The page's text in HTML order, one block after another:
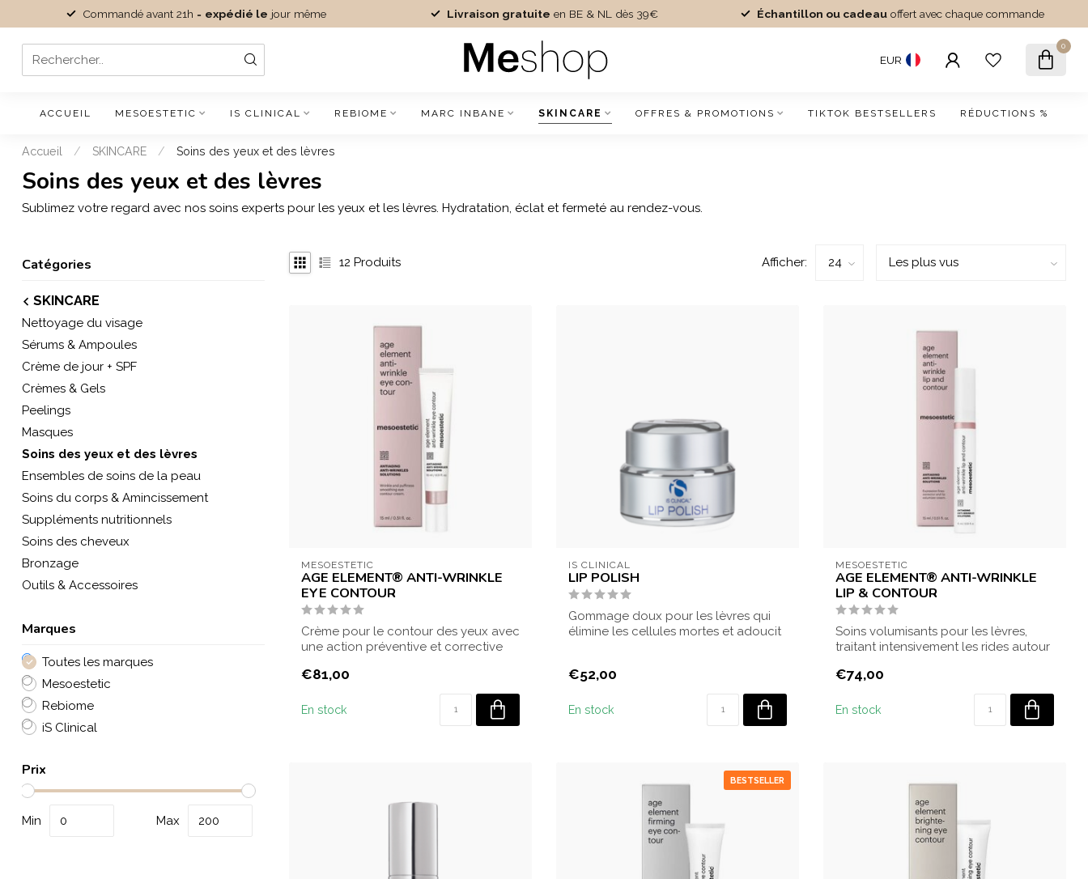
Commandé avant 21h = expédié le jour même Livraison gratuite en BE & NL dès 39€ Échantillon ou cadeauoffert avec chaque commande
EUR
0
ACCUEIL MESOESTETIC IS CLINICAL REBIOME MARC INBANE SKINCARE OFFRES & PROMOTIONS TIKTOK BESTSELLERS RÉDUCTIONS %
Accueil / SKINCARE / Soins des yeux et des lèvres
Soins des yeux et des lèvres
Sublimez votre regard avec nos soins experts pour les yeux et les lèvres. Hydratation, éclat et fermeté au rendez-vous.
Catégories
SKINCARE
Nettoyage du visage
Sérums & Ampoules
Crème de jour + SPF
Crèmes & Gels
Peelings
Masques
Soins des yeux et des lèvres
Ensembles de soins de la peau
Soins du corps & Amincissement
Suppléments nutritionnels
Soins des cheveux
Bronzage
Outils & Accessoires
Marques
Toutes les marques
Mesoestetic
Rebiome
iS Clinical
Prix
Min Max
12 Produits Afficher:
MESOESTETIC
AGE ELEMENT® ANTI-WRINKLE
EYE CONTOUR
Crème pour le contour des yeux avec
une action préventive et corrective
€81,00
En stock
IS CLINICAL
LIP POLISH
Gommage doux pour les lèvres qui
élimine les cellules mortes et adoucit
€52,00
En stock
MESOESTETIC
AGE ELEMENT® ANTI-WRINKLE
LIP & CONTOUR
Soins volumisants pour les lèvres,
traitant intensivement les rides autour
€74,00
En stock
BESTSELLER